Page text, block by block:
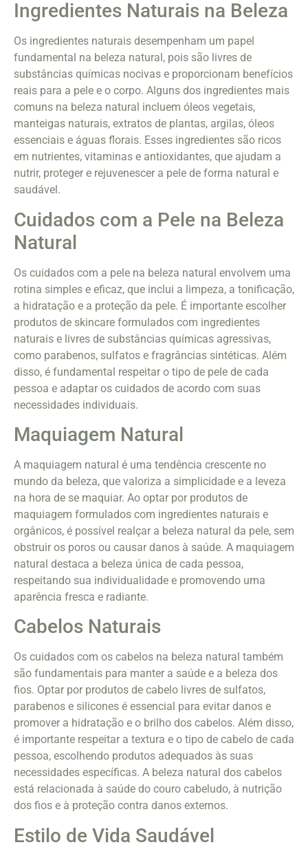
Ingredientes Naturais na Beleza
Os ingredientes naturais desempenham um papel
fundamental na beleza natural, pois são livres de
substâncias químicas nocivas e proporcionam benefícios
reais para a pele e o corpo. Alguns dos ingredientes mais
comuns na beleza natural incluem óleos vegetais,
manteigas naturais, extratos de plantas, argilas, óleos
essenciais e águas florais. Esses ingredientes são ricos
em nutrientes, vitaminas e antioxidantes, que ajudam a
nutrir, proteger e rejuvenescer a pele de forma natural e
saudável.
Cuidados com a Pele na Beleza
Natural
Os cuidados com a pele na beleza natural envolvem uma
rotina simples e eficaz, que inclui a limpeza, a tonificação,
a hidratação e a proteção da pele. É importante escolher
produtos de skincare formulados com ingredientes
naturais e livres de substâncias químicas agressivas,
como parabenos, sulfatos e fragrâncias sintéticas. Além
disso, é fundamental respeitar o tipo de pele de cada
pessoa e adaptar os cuidados de acordo com suas
necessidades individuais.
Maquiagem Natural
A maquiagem natural é uma tendência crescente no
mundo da beleza, que valoriza a simplicidade e a leveza
na hora de se maquiar. Ao optar por produtos de
maquiagem formulados com ingredientes naturais e
orgânicos, é possível realçar a beleza natural da pele, sem
obstruir os poros ou causar danos à saúde. A maquiagem
natural destaca a beleza única de cada pessoa,
respeitando sua individualidade e promovendo uma
aparência fresca e radiante.
Cabelos Naturais
Os cuidados com os cabelos na beleza natural também
são fundamentais para manter a saúde e a beleza dos
fios. Optar por produtos de cabelo livres de sulfatos,
parabenos e silicones é essencial para evitar danos e
promover a hidratação e o brilho dos cabelos. Além disso,
é importante respeitar a textura e o tipo de cabelo de cada
pessoa, escolhendo produtos adequados às suas
necessidades específicas. A beleza natural dos cabelos
está relacionada à saúde do couro cabeludo, à nutrição
dos fios e à proteção contra danos externos.
Estilo de Vida Saudável